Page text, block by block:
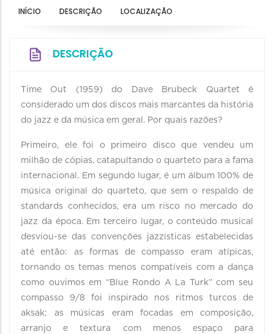
INÍCIO DESCRIÇÃO LOCALIZAÇÃO
DESCRIÇÃO
Time Out (1959) do Dave Brubeck Quartet é
considerado um dos discos mais marcantes da história
do jazz e da música em geral. Por quais razões?
Primeiro, ele foi o primeiro disco que vendeu um
milhão de cópias, catapultando o quarteto para a fama
internacional. Em segundo lugar, é um álbum 100% de
música original do quarteto, que sem o respaldo de
standards conhecidos, era um risco no mercado do
jazz da época. Em terceiro lugar, o conteúdo musical
desviou-se das convenções jazzísticas estabelecidas
até então: as formas de compasso eram atípicas,
tornando os temas menos compatíveis com a dança
como ouvimos em “Blue Rondo A La Turk” com seu
compasso 9/8 foi inspirado nos ritmos turcos de
aksak; as músicas eram focadas em composição,
arranjo e textura com menos espaço para